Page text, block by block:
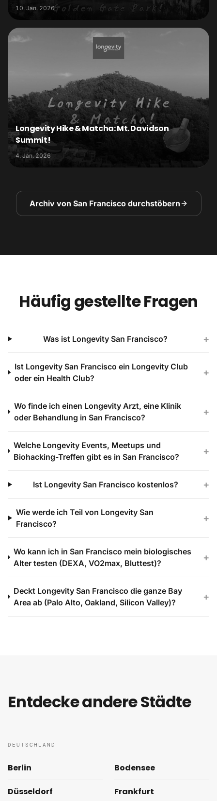
10. Jan. 2026
Longevity Hike & Matcha: Mt. Davidson
Summit!
4. Jan. 2026
Archiv von San Francisco durchstöbern
Häufig gestellte Fragen
Was ist Longevity San Francisco? +
Ist Longevity San Francisco ein Longevity Club
oder ein Health Club?
+
Wo finde ich einen Longevity Arzt, eine Klinik
oder Behandlung in San Francisco?
+
Welche Longevity Events, Meetups und
Biohacking-Treffen gibt es in San Francisco?
+
Ist Longevity San Francisco kostenlos? +
Wie werde ich Teil von Longevity San
Francisco?
+
Wo kann ich in San Francisco mein biologisches
Alter testen (DEXA, VO2max, Bluttest)?
+
Deckt Longevity San Francisco die ganze Bay
Area ab (Palo Alto, Oakland, Silicon Valley)?
+
Entdecke andere Städte
DEUTSCHLAND
Berlin Bodensee
Düsseldorf Frankfurt